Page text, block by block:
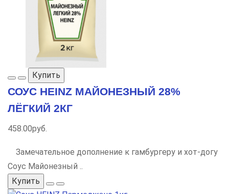
Купить
СОУС HEINZ МАЙОНЕЗНЫЙ 28%
ЛЁГКИЙ 2КГ
458.00руб.
Замечательное дополнение к гамбургеру и хот-догу
Соус Майонезный ..
Купить